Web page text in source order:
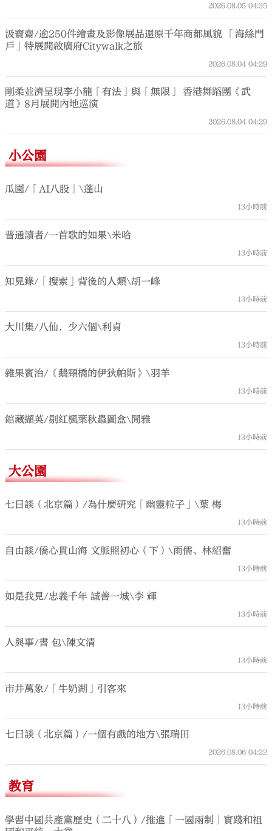
2026.08.05 04:35
汲寶齋/逾250件繪畫及影像展品還原千年商都風貌 「海絲門
戶」特展開啟廣府Citywalk之旅
2026.08.04 04:29
剛柔並濟呈現李小龍「有法」與「無限」 香港舞蹈團《武
道》8月展開內地巡演
2026.08.04 04:29
小公園
瓜園/「AI八股」\蓬山
13小時前
普通讀者/一首歌的如果\米哈
13小時前
知見錄/「搜索」背後的人類\胡一峰
13小時前
大川集/八仙，少六個\利貞
13小時前
雜果賓治/《鵝頸橋的伊狄帕斯》\羽羊
13小時前
館藏擷英/剔紅楓葉秋蟲圖盒\閒雅
13小時前
大公園
七日談（北京篇）/為什麼研究「幽靈粒子」\葉 梅
13小時前
自由談/僑心貫山海 文脈照初心（下）\雨儒、林紹奮
13小時前
如是我見/忠義千年 誠善一城\李 輝
13小時前
人與事/書 包\陳文清
13小時前
市井萬象/「牛奶湖」引客來
13小時前
七日談（北京篇）/一個有戲的地方\張瑞田
2026.08.06 04:22
教育
學習中國共產黨歷史（二十八）/推進「一國兩制」實踐和祖